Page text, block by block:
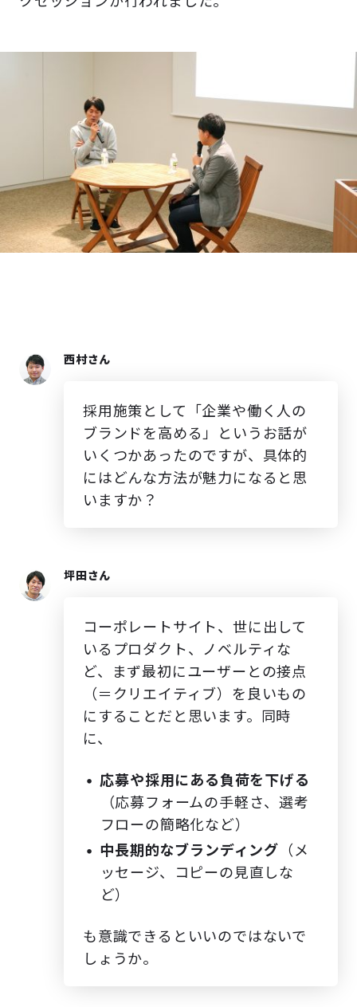
西村さん
採用施策として「企業や働く人の
ブランドを高める」というお話が
いくつかあったのですが、具体的
にはどんな方法が魅力になると思
いますか？
坪田さん
コーポレートサイト、世に出して
いるプロダクト、ノベルティな
ど、まず最初にユーザーとの接点
（＝クリエイティブ）を良いもの
にすることだと思います。同時
に、
応募や採用にある負荷を下げる
（応募フォームの手軽さ、選考
フローの簡略化など）
中長期的なブランディング （メ
ッセージ、コピーの見直しな
ど）
も意識できるといいのではないで
しょうか。